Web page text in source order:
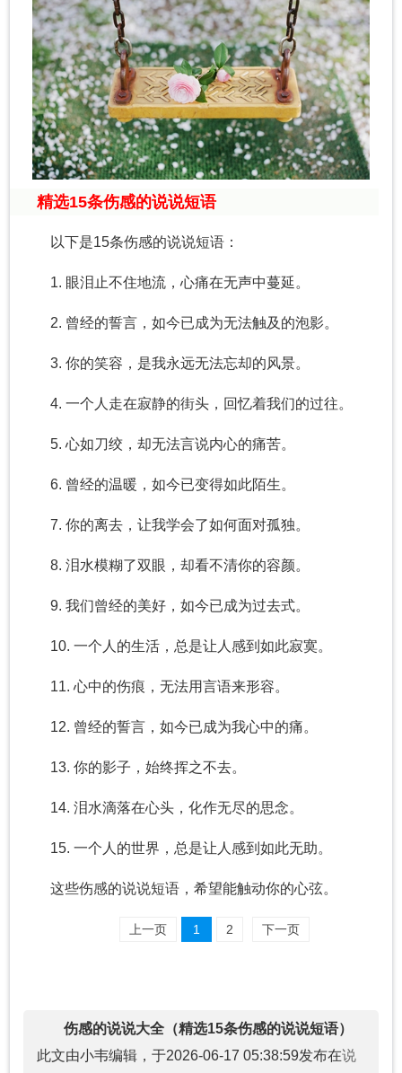
精选15条伤感的说说短语
以下是15条伤感的说说短语：
1. 眼泪止不住地流，心痛在无声中蔓延。
2. 曾经的誓言，如今已成为无法触及的泡影。
3. 你的笑容，是我永远无法忘却的风景。
4. 一个人走在寂静的街头，回忆着我们的过往。
5. 心如刀绞，却无法言说内心的痛苦。
6. 曾经的温暖，如今已变得如此陌生。
7. 你的离去，让我学会了如何面对孤独。
8. 泪水模糊了双眼，却看不清你的容颜。
9. 我们曾经的美好，如今已成为过去式。
10. 一个人的生活，总是让人感到如此寂寞。
11. 心中的伤痕，无法用言语来形容。
12. 曾经的誓言，如今已成为我心中的痛。
13. 你的影子，始终挥之不去。
14. 泪水滴落在心头，化作无尽的思念。
15. 一个人的世界，总是让人感到如此无助。
这些伤感的说说短语，希望能触动你的心弦。
上一页 1 2 下一页
伤感的说说大全（精选15条伤感的说说短语）
此文由小韦编辑，于2026-06-17 05:38:59发布在说